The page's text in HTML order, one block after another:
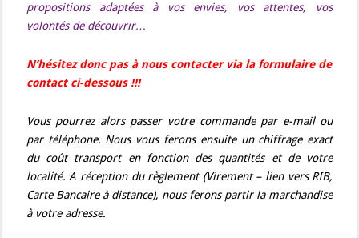
propositions adaptées à vos envies, vos attentes, vos
volontés de découvrir…
N’hésitez donc pas à nous contacter via la formulaire de
contact ci-dessous !!!
Vous pourrez alors passer votre commande par e-mail ou
par téléphone. Nous vous ferons ensuite un chiffrage exact
du coût transport en fonction des quantités et de votre
localité. A réception du règlement (Virement – lien vers RIB,
Carte Bancaire à distance), nous ferons partir la marchandise
à votre adresse.